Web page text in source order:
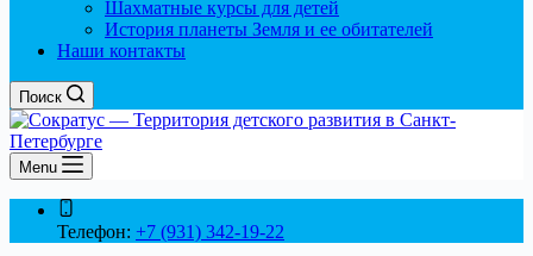
Шахматные курсы для детей
История планеты Земля и ее обитателей
Наши контакты
Поиск
Menu
Телефон: +7 (931) 342-19-22